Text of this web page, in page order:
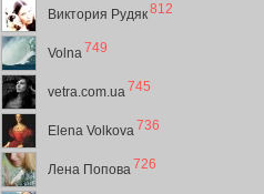
Виктория Рудяк812
Volna749
vetra.com.ua745
Elena Volkova736
Лена Попова726